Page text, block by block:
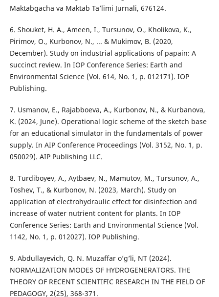
Maktabgacha va Maktab Ta’limi Jurnali, 676124.
6. Shouket, H. A., Ameen, I., Tursunov, O., Kholikova, K.,
Pirimov, O., Kurbonov, N., ... & Mukimov, B. (2020,
December). Study on industrial applications of papain: A
succinct review. In IOP Conference Series: Earth and
Environmental Science (Vol. 614, No. 1, p. 012171). IOP
Publishing.
7. Usmanov, E., Rajabboeva, A., Kurbonov, N., & Kurbanova,
K. (2024, June). Operational logic scheme of the sketch base
for an educational simulator in the fundamentals of power
supply. In AIP Conference Proceedings (Vol. 3152, No. 1, p.
050029). AIP Publishing LLC.
8. Turdiboyev, A., Aytbaev, N., Mamutov, M., Tursunov, A.,
Toshev, T., & Kurbonov, N. (2023, March). Study on
application of electrohydraulic effect for disinfection and
increase of water nutrient content for plants. In IOP
Conference Series: Earth and Environmental Science (Vol.
1142, No. 1, p. 012027). IOP Publishing.
9. Abdullayevich, Q. N. Muzaffar o’g’li, NT (2024).
NORMALIZATION MODES OF HYDROGENERATORS. THE
THEORY OF RECENT SCIENTIFIC RESEARCH IN THE FIELD OF
PEDAGOGY, 2(25), 368-371.